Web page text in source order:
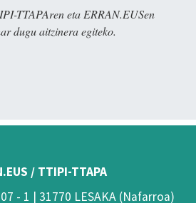
TTAPAren eta ERRAN.EUSen
dugu aitzinera egiteko.
/ TTIPI-TTAPA
- 1 | 31770 LESAKA (Nafarroa)